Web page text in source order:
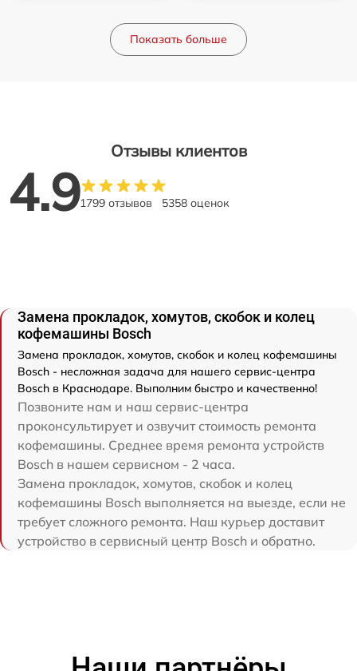
Показать больше
Отзывы клиентов
4.91799 отзывов 5358 оценок
Замена прокладок, хомутов, скобок и колец
кофемашины Bosch
Замена прокладок, хомутов, скобок и колец кофемашины
Bosch - несложная задача для нашего сервис-центра
Bosch в Краснодаре. Выполним быстро и качественно!
Позвоните нам и наш сервис-центра
проконсультирует и озвучит стоимость ремонта
кофемашины. Среднее время ремонта устройств
Bosch в нашем сервисном - 2 часа.
Замена прокладок, хомутов, скобок и колец
кофемашины Bosch выполняется на выезде, если не
требует сложного ремонта. Наш курьер доставит
устройство в сервисный центр Bosch и обратно.